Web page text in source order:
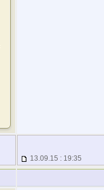
13.09.15 : 19:35